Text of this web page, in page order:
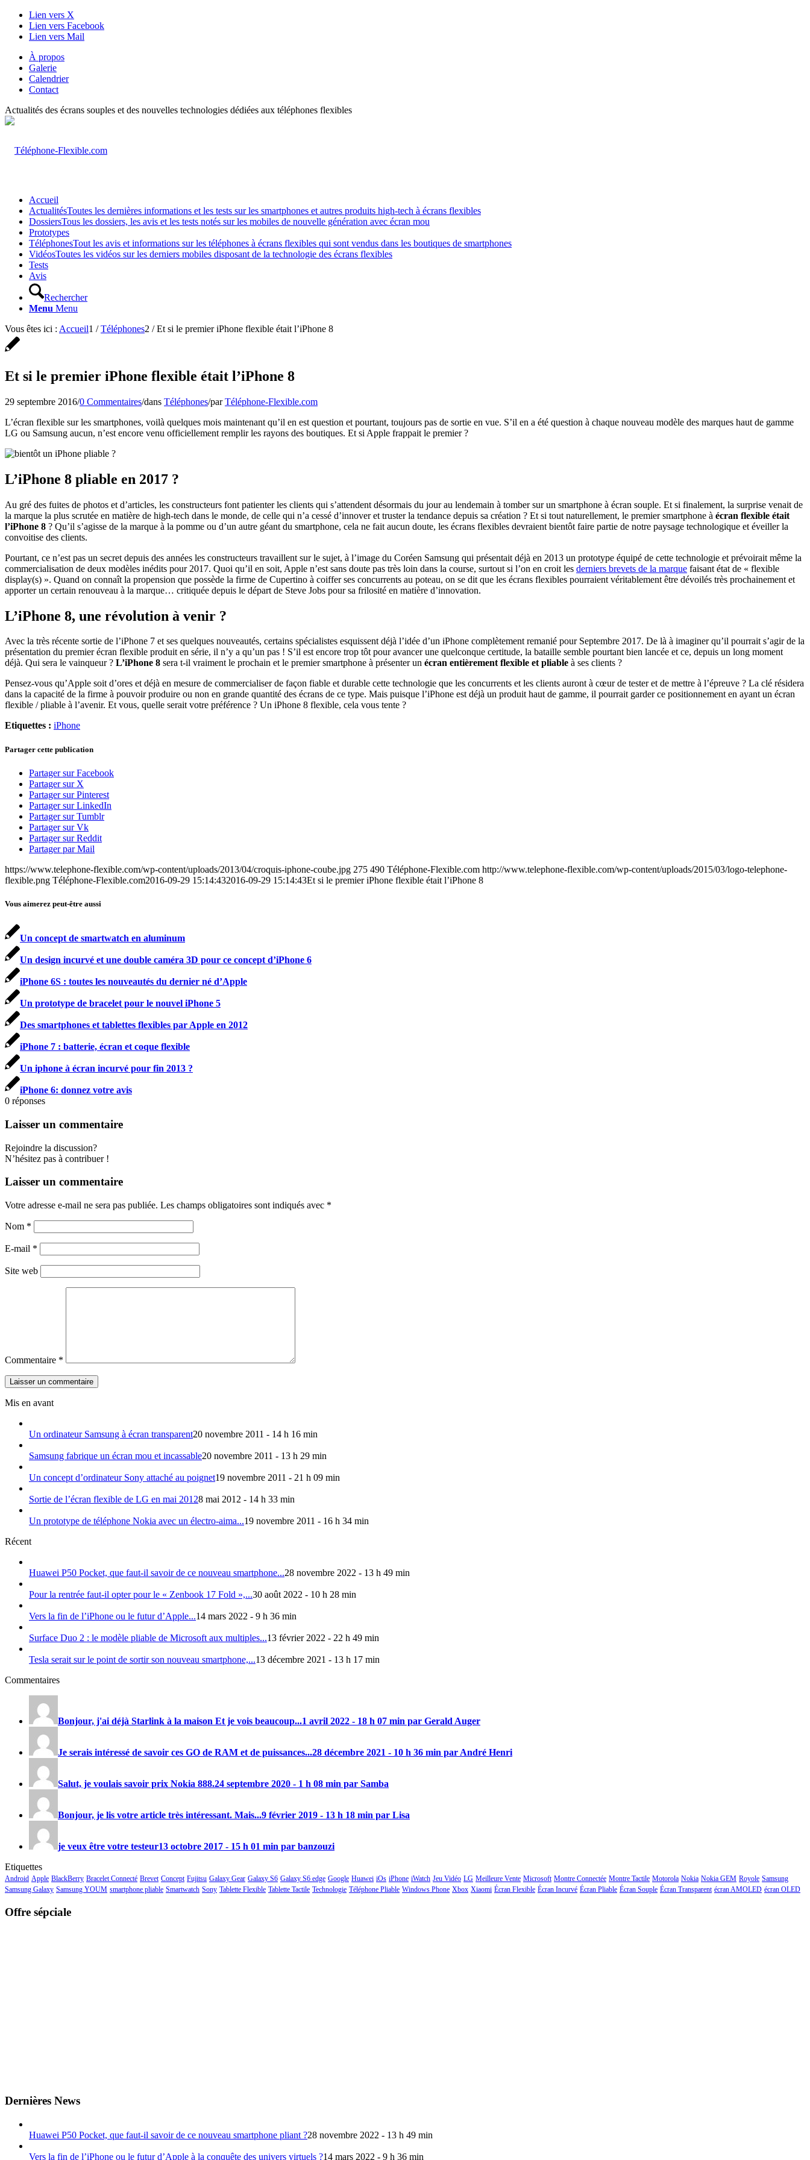
Lien vers X
Lien vers Facebook
Lien vers Mail
À propos
Galerie
Calendrier
Contact
Actualités des écrans souples et des nouvelles technologies dédiées aux téléphones flexibles
Accueil
ActualitésToutes les dernières informations et les tests sur les smartphones et autres produits high-tech à écrans flexibles
DossiersTous les dossiers, les avis et les tests notés sur les mobiles de nouvelle génération avec écran mou
Prototypes
TéléphonesTout les avis et informations sur les téléphones à écrans flexibles qui sont vendus dans les boutiques de smartphones
VidéosToutes les vidéos sur les derniers mobiles disposant de la technologie des écrans flexibles
Tests
Avis
Rechercher
Menu Menu
Vous êtes ici : Accueil1 / Téléphones2 / Et si le premier iPhone flexible était l’iPhone 8
Et si le premier iPhone flexible était l’iPhone 8
29 septembre 2016/0 Commentaires/dans Téléphones/parTéléphone-Flexible.com
L’écran flexible sur les smartphones, voilà quelques mois maintenant qu’il en est question et pourtant, toujours pas de sortie en vue. S’il en a été question à chaque nouveau modèle des marques haut de gamme
LG ou Samsung aucun, n’est encore venu officiellement remplir les rayons des boutiques. Et si Apple frappait le premier ?
L’iPhone 8 pliable en 2017 ?
Au gré des fuites de photos et d’articles, les constructeurs font patienter les clients qui s’attendent désormais du jour au lendemain à tomber sur un smartphone à écran souple. Et si finalement, la surprise venait de
la marque la plus scrutée en matière de high-tech dans le monde, de celle qui n’a cessé d’innover et truster la tendance depuis sa création ? Et si tout naturellement, le premier smartphone à écran flexible était
l’iPhone 8 ? Qu’il s’agisse de la marque à la pomme ou d’un autre géant du smartphone, cela ne fait aucun doute, les écrans flexibles devraient bientôt faire partie de notre paysage technologique et éveiller la
convoitise des clients.
Pourtant, ce n’est pas un secret depuis des années les constructeurs travaillent sur le sujet, à l’image du Coréen Samsung qui présentait déjà en 2013 un prototype équipé de cette technologie et prévoirait même la
commercialisation de deux modèles inédits pour 2017. Quoi qu’il en soit, Apple n’est sans doute pas très loin dans la course, surtout si l’on en croit les derniers brevets de la marque faisant état de « flexible
display(s) ». Quand on connaît la propension que possède la firme de Cupertino à coiffer ses concurrents au poteau, on se dit que les écrans flexibles pourraient véritablement être dévoilés très prochainement et
apporter un certain renouveau à la marque… critiquée depuis le départ de Steve Jobs pour sa frilosité en matière d’innovation.
L’iPhone 8, une révolution à venir ?
Avec la très récente sortie de l’iPhone 7 et ses quelques nouveautés, certains spécialistes esquissent déjà l’idée d’un iPhone complètement remanié pour Septembre 2017. De là à imaginer qu’il pourrait s’agir de la
présentation du premier écran flexible produit en série, il n’y a qu’un pas ! S’il est encore trop tôt pour avancer une quelconque certitude, la bataille semble pourtant bien lancée et ce, depuis un long moment
déjà. Qui sera le vainqueur ? L’iPhone 8 sera t-il vraiment le prochain et le premier smartphone à présenter un écran entièrement flexible et pliable à ses clients ?
Pensez-vous qu’Apple soit d’ores et déjà en mesure de commercialiser de façon fiable et durable cette technologie que les concurrents et les clients auront à cœur de tester et de mettre à l’épreuve ? La clé résidera
dans la capacité de la firme à pouvoir produire ou non en grande quantité des écrans de ce type. Mais puisque l’iPhone est déjà un produit haut de gamme, il pourrait garder ce positionnement en ayant un écran
flexible / pliable à l’avenir. Et vous, quelle serait votre préférence ? Un iPhone 8 flexible, cela vous tente ?
Etiquettes : iPhone
Partager cette publication
Partager sur Facebook
Partager sur X
Partager sur Pinterest
Partager sur LinkedIn
Partager sur Tumblr
Partager sur Vk
Partager sur Reddit
Partager par Mail
https://www.telephone-flexible.com/wp-content/uploads/2013/04/croquis-iphone-coube.jpg 275 490 Téléphone-Flexible.com http://www.telephone-flexible.com/wp-content/uploads/2015/03/logo-telephone-
flexible.png Téléphone-Flexible.com2016-09-29 15:14:432016-09-29 15:14:43Et si le premier iPhone flexible était l’iPhone 8
Vous aimerez peut-être aussi
Un concept de smartwatch en aluminum
Un design incurvé et une double caméra 3D pour ce concept d’iPhone 6
iPhone 6S : toutes les nouveautés du dernier né d’Apple
Un prototype de bracelet pour le nouvel iPhone 5
Des smartphones et tablettes flexibles par Apple en 2012
iPhone 7 : batterie, écran et coque flexible
Un iphone à écran incurvé pour fin 2013 ?
iPhone 6: donnez votre avis
0 réponses
Laisser un commentaire
Rejoindre la discussion?
N’hésitez pas à contribuer !
Laisser un commentaire
Votre adresse e-mail ne sera pas publiée. Les champs obligatoires sont indiqués avec *
Nom *
E-mail *
Site web
Commentaire *
Mis en avant
Un ordinateur Samsung à écran transparent20 novembre 2011 - 14 h 16 min
Samsung fabrique un écran mou et incassable20 novembre 2011 - 13 h 29 min
Un concept d’ordinateur Sony attaché au poignet19 novembre 2011 - 21 h 09 min
Sortie de l’écran flexible de LG en mai 20128 mai 2012 - 14 h 33 min
Un prototype de téléphone Nokia avec un électro-aima...19 novembre 2011 - 16 h 34 min
Récent
Huawei P50 Pocket, que faut-il savoir de ce nouveau smartphone...28 novembre 2022 - 13 h 49 min
Pour la rentrée faut-il opter pour le « Zenbook 17 Fold »,...30 août 2022 - 10 h 28 min
Vers la fin de l’iPhone ou le futur d’Apple...14 mars 2022 - 9 h 36 min
Surface Duo 2 : le modèle pliable de Microsoft aux multiples...13 février 2022 - 22 h 49 min
Tesla serait sur le point de sortir son nouveau smartphone,...13 décembre 2021 - 13 h 17 min
Commentaires
Bonjour, j'ai déjà Starlink à la maison Et je vois beaucoup...1 avril 2022 - 18 h 07 min par Gerald Auger
Je serais intéressé de savoir ces GO de RAM et de puissances...28 décembre 2021 - 10 h 36 min par André Henri
Salut, je voulais savoir prix Nokia 888.24 septembre 2020 - 1 h 08 min par Samba
Bonjour, je lis votre article très intéressant. Mais...9 février 2019 - 13 h 18 min par Lisa
je veux être votre testeur13 octobre 2017 - 15 h 01 min par banzouzi
Etiquettes
Android Apple BlackBerry Bracelet Connecté Brevet Concept Fujitsu Galaxy Gear Galaxy S6 Galaxy S6 edge Google Huawei iOs iPhone iWatch Jeu Vidéo LG Meilleure Vente Microsoft Montre Connectée Montre Tactile Motorola Nokia Nokia GEM Royole Samsung
Samsung Galaxy Samsung YOUM smartphone pliable Smartwatch Sony Tablette Flexible Tablette Tactile Technologie Téléphone Pliable Windows Phone Xbox Xiaomi Écran Flexible Écran Incurvé Écran Pliable Écran Souple Écran Transparent écran AMOLED écran OLED
Offre sépciale
Dernières News
Huawei P50 Pocket, que faut-il savoir de ce nouveau smartphone pliant ?28 novembre 2022 - 13 h 49 min
Vers la fin de l’iPhone ou le futur d’Apple à la conquête des univers virtuels ?14 mars 2022 - 9 h 36 min